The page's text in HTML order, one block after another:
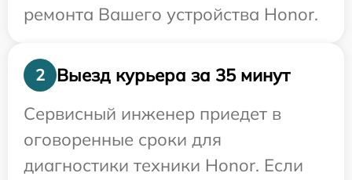
ремонта Вашего устройства Honor.
2
Выезд курьера за 35 минут
Сервисный инженер приедет в
оговоренные сроки для
диагностики техники Honor. Если